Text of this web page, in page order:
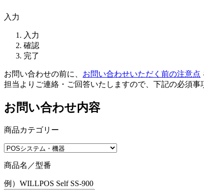
入力
入力
確認
完了
お問い合わせの前に、 お問い合わせいただく前の注意点
担当よりご連絡・ご回答いたしますので、下記の必須事
お問い合わせ内容
商品カテゴリー
商品名／型番
例）WILLPOS Self SS-900